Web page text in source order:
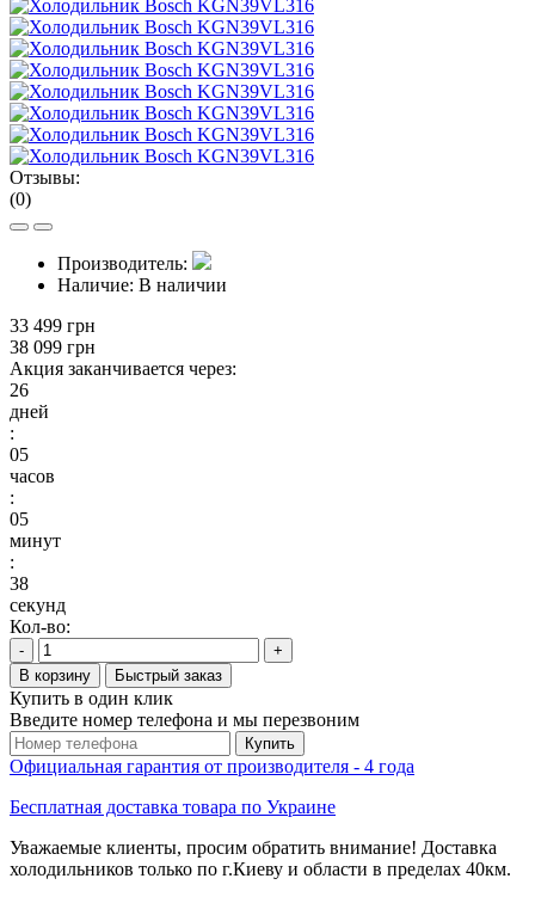
Отзывы:
(0)
Производитель:
Наличие: В наличии
33 499 грн
38 099 грн
Акция заканчивается через:
26
дней
:
05
часов
:
05
минут
:
37
секунд
Кол-во:
-
+
В корзину
Быстрый заказ
Купить в один клик
Введите номер телефона и мы перезвоним
Купить
Официальная гарантия от производителя - 4 года
Бесплатная доставка товара по Украине
Уважаемые клиенты, просим обратить внимание! Доставка
холодильников только по г.Киеву и области в пределах 40км.